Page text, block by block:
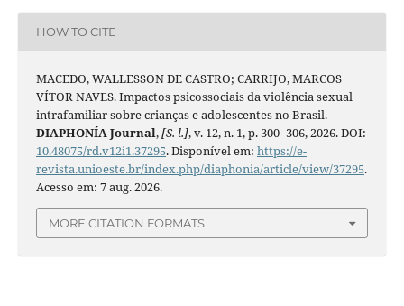
HOW TO CITE
MACEDO, WALLESSON DE CASTRO; CARRIJO, MARCOS
VÍTOR NAVES. Impactos psicossociais da violência sexual
intrafamiliar sobre crianças e adolescentes no Brasil.
DIAPHONÍA Journal,[S. l.], v. 12, n. 1, p. 300–306, 2026. DOI:
10.48075/rd.v12i1.37295. Disponível em: https://e-
revista.unioeste.br/index.php/diaphonia/article/view/37295.
Acesso em: 7 aug. 2026.
MORE CITATION FORMATS